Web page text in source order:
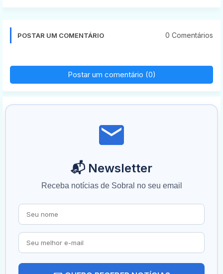
POSTAR UM COMENTÁRIO 0 Comentários
Postar um comentário (0)
📬 Newsletter
Receba notícias de Sobral no seu email